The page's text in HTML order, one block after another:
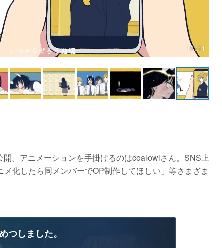
10 / 11
。アニメーションを手掛けるのはcoalowlさん。SNS上
化したら同メンバーでOP制作してほしい」等さまざま
つしました。